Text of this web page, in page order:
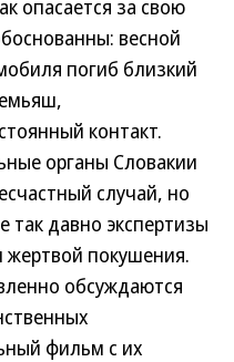
опасается за свою
весной
погиб близкий
контакт.
органы Словакии
случай, но
так давно экспертизы
жертвой покушения.
обсуждаются
фильм с их